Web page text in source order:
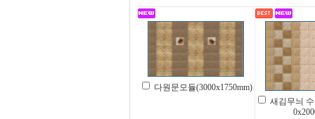
다원문모듈(3000x1750mm)
새김무늬